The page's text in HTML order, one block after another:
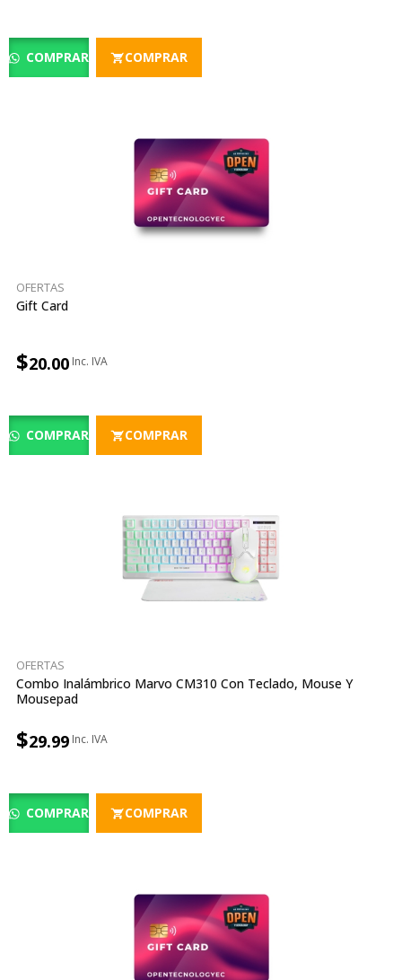
COMPRAR COMPRAR
OFERTAS
Gift Card
$20.00
COMPRAR COMPRAR
OFERTAS
Combo Inalámbrico Marvo CM310 Con Teclado, Mouse Y
Mousepad
$29.99
COMPRAR COMPRAR